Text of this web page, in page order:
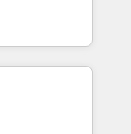
marketing,
teams to
improve user
results.
your